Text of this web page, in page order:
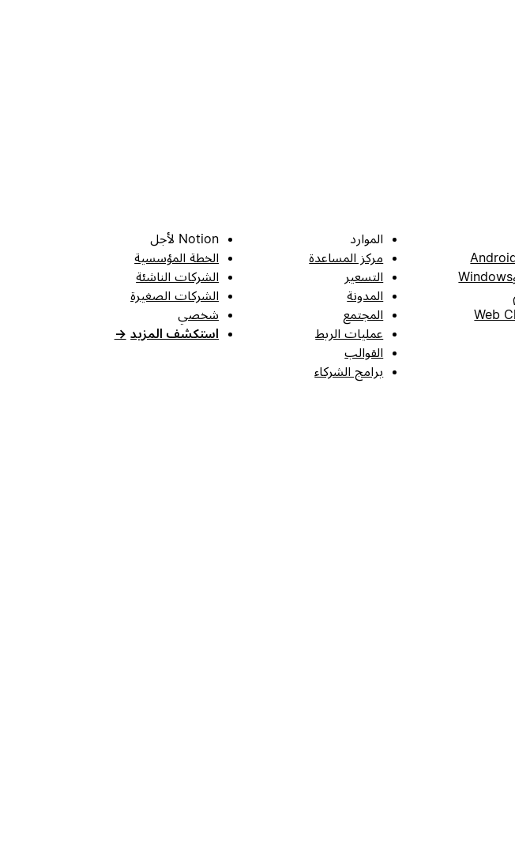
Web
الموارد
مركز المساعدة
التسعير
المدونة
المجتمع
عمليات الربط
القوالب
برامج الشركاء
Notion لأجل
الخطة المؤسسية
الشركات الناشئة
الشركات الصغيرة
شخصي
استكشف المزيد →